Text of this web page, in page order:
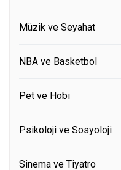
Müzik ve Seyahat
NBA ve Basketbol
Pet ve Hobi
Psikoloji ve Sosyoloji
Sinema ve Tiyatro